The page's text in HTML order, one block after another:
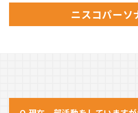
ニスコパーソ